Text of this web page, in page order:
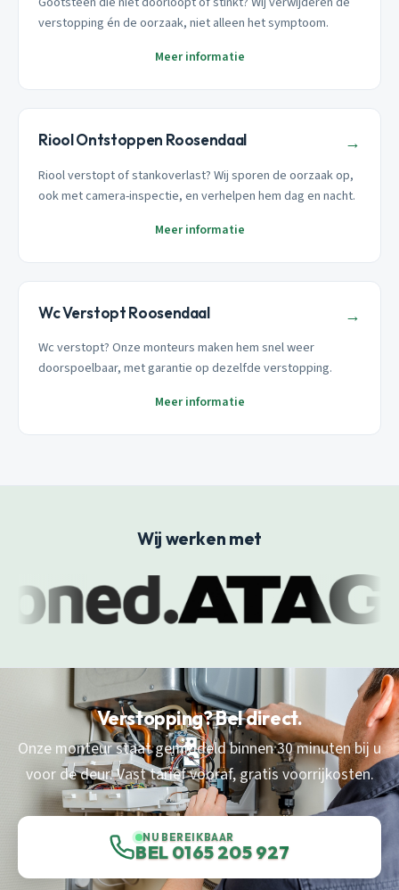
verstopping én de oorzaak, niet alleen het symptoom.
Meer informatie
Riool Ontstoppen Roosendaal →
Riool verstopt of stankoverlast? Wij sporen de oorzaak op,
ook met camera-inspectie, en verhelpen hem dag en nacht.
Meer informatie
Wc Verstopt Roosendaal →
Wc verstopt? Onze monteurs maken hem snel weer
doorspoelbaar, met garantie op dezelfde verstopping.
Meer informatie
Wij werken met
Verstopping? Bel direct.
Onze monteur staat gemiddeld binnen 30 minuten bij u
voor de deur. Vast tarief vooraf, gratis voorrijkosten.
NU BEREIKBAAR
BEL 0165 205 927